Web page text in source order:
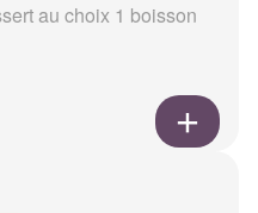
au choix 1 boisson